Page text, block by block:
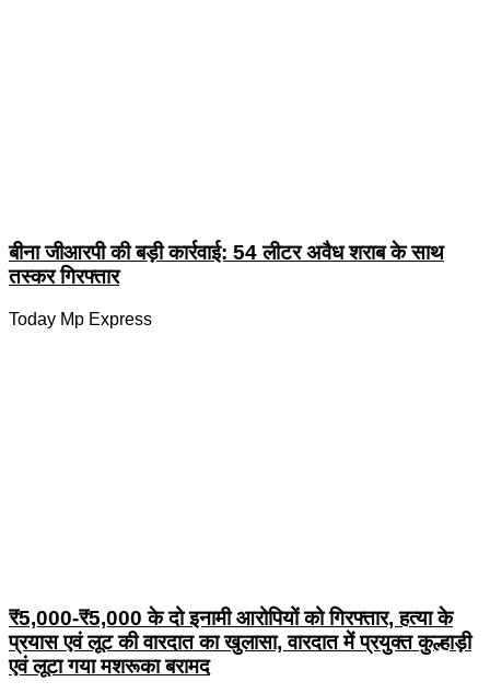
बीना जीआरपी की बड़ी कार्रवाई: 54 लीटर अवैध शराब के साथ
तस्कर गिरफ्तार
Today Mp Express
₹5,000-₹5,000 के दो इनामी आरोपियों को गिरफ्तार, हत्या के
प्रयास एवं लूट की वारदात का खुलासा, वारदात में प्रयुक्त कुल्हाड़ी
एवं लूटा गया मशरूका बरामद